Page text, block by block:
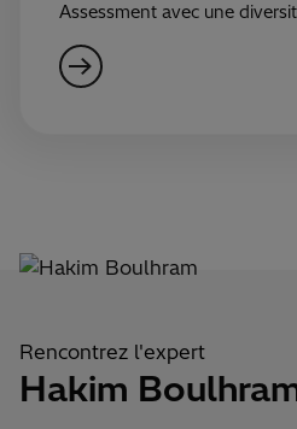
Assessment avec une
Rencontrez l'expert
Hakim